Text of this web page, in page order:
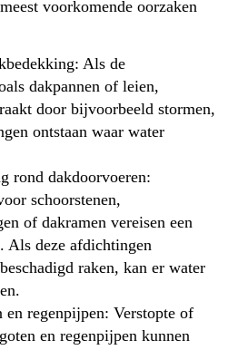
voorkomende oorzaken
Als de
dakpannen of leien,
door bijvoorbeeld stormen,
ontstaan waar water
rond dakdoorvoeren:
schoorstenen,
of dakramen vereisen een
Als deze afdichtingen
raken, kan er water
en regenpijpen: Verstopte of
en regenpijpen kunnen